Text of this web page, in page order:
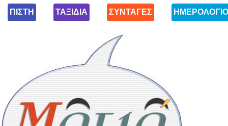
ΠΙΣΤΗ ΤΑΞΙΔΙΑ ΣΥΝΤΑΓΕΣ ΗΜΕΡΟΛΟΓΙΟ